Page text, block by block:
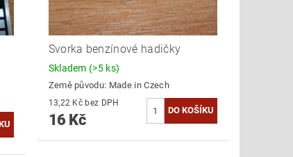
Svorka benzínové hadičky
Skladem (>5 ks)
Země původu: Made in Czech
13,22 Kč bez DPH
16 Kč